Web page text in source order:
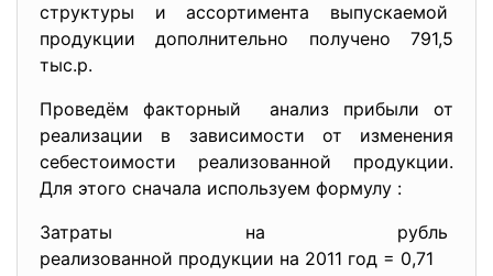
структуры и ассортимента выпускаемой
продукции дополнительно получено 791,5
тыс.р.
Проведём факторный анализ прибыли от
реализации в зависимости от изменения
себестоимости реализованной продукции.
Для этого сначала используем формулу :
Затраты на рубль
реализованной продукции на 2011 год = 0,71